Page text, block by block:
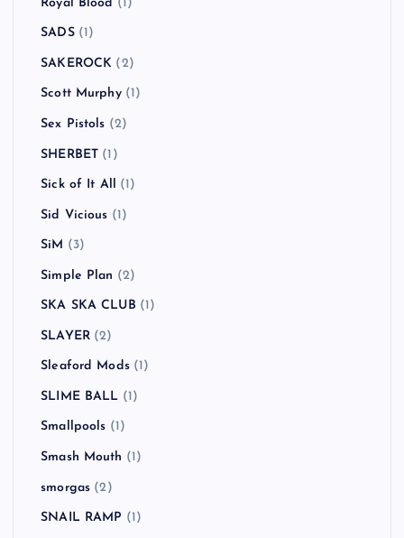
Royal Blood (1)
SADS(1)
SAKEROCK (2)
Scott Murphy(1)
Sex Pistols (2)
SHERBET (1)
Sick of It All (1)
Sid Vicious (1)
SiM (3)
Simple Plan (2)
SKA SKA CLUB (1)
SLAYER(2)
Sleaford Mods(1)
SLIME BALL (1)
Smallpools (1)
Smash Mouth (1)
smorgas (2)
SNAIL RAMP (1)